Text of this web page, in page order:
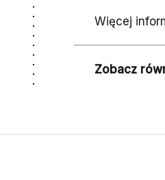
Więcej
Zobacz